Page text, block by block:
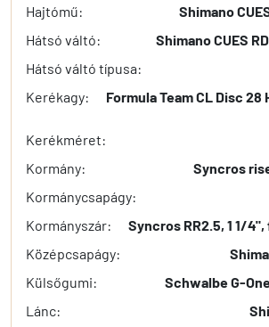
Hajtómű:
Shimano
Hátsó váltó:
Shimano CUES
Hátsó váltó típusa:
Kerékagy:
Formula Team CL Disc 28
Kerékméret:
Kormány:
Syncros
Kormánycsapágy:
Kormányszár:
Syncros RR2.5, 1 1/
Középcsapágy:
Külsőgumi:
Schwalbe G-
Lánc: